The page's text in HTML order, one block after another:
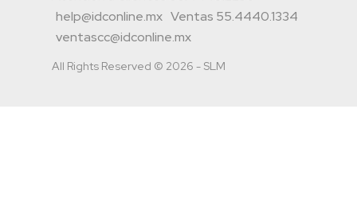
help@idconline.mx Ventas 55.4440.1334
ventascc@idconline.mx
All Rights Reserved © 2026 - SLM